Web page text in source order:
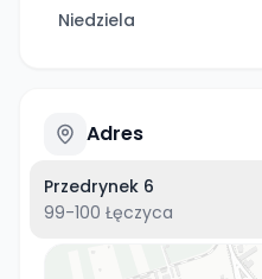
Niedziela
Adres
Przedrynek 6
99-100 Łęczyca